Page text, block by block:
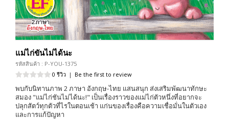
แม่ไก่ขันไม่ได้นะ
รหัสสินค้า : P-YOU-1375
0 รีวิว | Be the first to review
พบกับนิทานภาพ 2 ภาษา อังกฤษ-ไทย แสนสนุก ส่งเสริมพัฒนาทักษะ
สมอง "แม่ไก่ชันไม่ได้นะ!" เป็นเรื่องราวของแม่ไก่ตัวหนึ่งที่อยากจะ
ปลุกสัตว์ทุกตัวที่ไรในตอนเช้า แก่นของเรื่องคือความเชื่อมั่นในตัวเอง
และการแก้ปัญหา